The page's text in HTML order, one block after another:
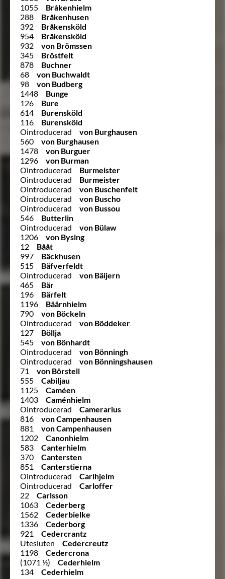
1055
Bråkenhielm
288
Bråkenhusen
392
Bråkensköld
954
Bråkensköld
932
von Brömssen
345
Bröstfelt
878
Buchner
68
von Buchwaldt
98
von Budberg
1448
Bunge
126
Bure
614
Burensköld
116
Burensköld
Ointroducerad
von Burghausen
560
von Burghausen
1478
von Burguer
1296
von Burman
Ointroducerad
Burmeister
Ointroducerad
Burmeister
Ointroducerad
von Buschenfelt
Ointroducerad
von Buscho
Ointroducerad
von Bussou
546
Butterlin
Ointroducerad
von Bülaw
1206
von Bysing
12
Bååt
997
Bäckhusen
515
Bäfverfeldt
Ointroducerad
von Bäijern
465
Bär
196
Bärfelt
1196
Bäärnhielm
790
von Böckeln
Ointroducerad
von Böddeker
127
Böllja
545
von Bönhardt
Ointroducerad
von Bönningh
Ointroducerad
von Bönningshausen
71
von Börstell
555
Cabiljau
1125
Caméen
1403
Caménhielm
Ointroducerad
Camerarius
816
von Campenhausen
881
von Campenhausen
1202
Canonhielm
583
Canterhielm
370
Cantersten
851
Canterstierna
Ointroducerad
Carlhjelm
Ointroducerad
Carloffer
22
Carlsson
1063
Cederberg
1562
Cederbielke
1336
Cederborg
921
Cedercrantz
Utesluten
Cedercreutz
1198
Cedercrona
(1071 ½)
Cederhielm
134
Cederhielm